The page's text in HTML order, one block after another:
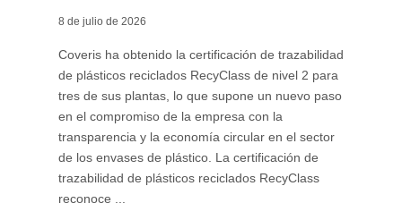
8 de julio de 2026
Coveris ha obtenido la certificación de trazabilidad
de plásticos reciclados RecyClass de nivel 2 para
tres de sus plantas, lo que supone un nuevo paso
en el compromiso de la empresa con la
transparencia y la economía circular en el sector
de los envases de plástico. La certificación de
trazabilidad de plásticos reciclados RecyClass
reconoce ...